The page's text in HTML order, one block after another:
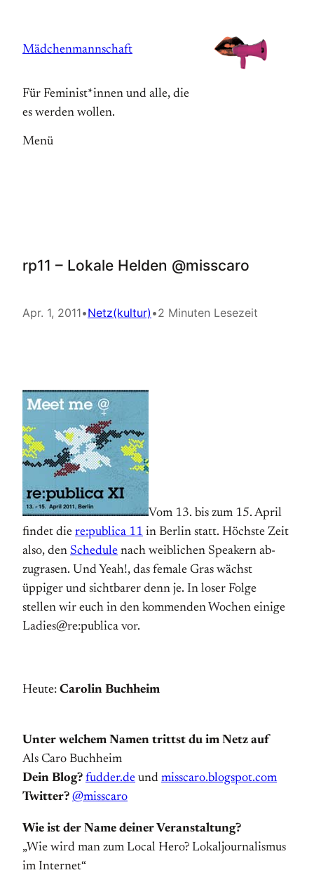
springen
Mädchenmannschaft
Für Feminist*innen und alle, die
es werden wollen.
Menü
rp11 – Lokale Helden @misscaro
Apr. 1, 2011•Netz(kultur) •2 Minuten Lesezeit
Vom 13. bis zum 15. April
findet die re:publica 11 in Berlin statt. Höchste Zeit
also, den Schedule nach weiblichen Speakern ab­
zugrasen. Und Yeah!, das female Gras wächst
üppiger und sichtbarer denn je. In loser Folge
stellen wir euch in den kommenden Wochen einige
Ladies@re:publica vor.
Heute: Carolin Buchheim
Unter welchem Namen trittst du im Netz auf
Als Caro Buchheim
Dein Blog? fudder.de und misscaro.blogspot.com
Twitter? @misscaro
Wie ist der Name deiner Veranstaltung?
„Wie wird man zum Local Hero? Lokaljournalismus
im Internet“